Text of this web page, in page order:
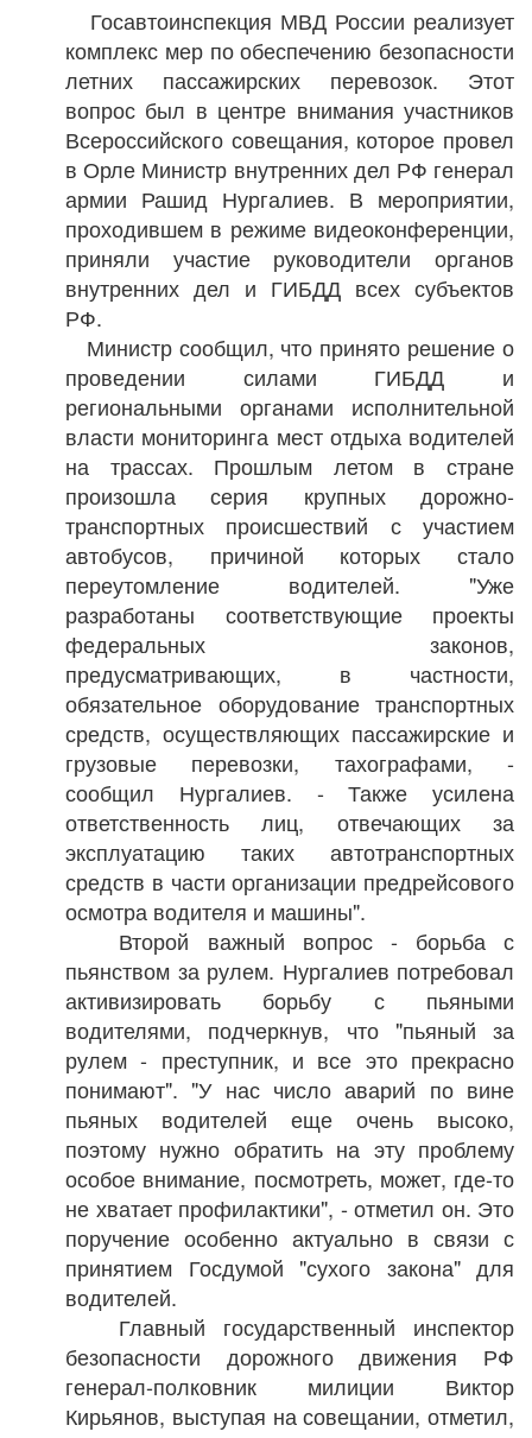
Госавтоинспекция МВД России реализует
комплекс мер по обеспечению безопасности
летних пассажирских перевозок. Этот
вопрос был в центре внимания участников
Всероссийского совещания, которое провел
в Орле Министр внутренних дел РФ генерал
армии Рашид Нургалиев. В мероприятии,
проходившем в режиме видеоконференции,
приняли участие руководители органов
внутренних дел и ГИБДД всех субъектов
РФ.
Министр сообщил, что принято решение о
проведении силами ГИБДД и
региональными органами исполнительной
власти мониторинга мест отдыха водителей
на трассах. Прошлым летом в стране
произошла серия крупных дорожно-
транспортных происшествий с участием
автобусов, причиной которых стало
переутомление водителей. "Уже
разработаны соответствующие проекты
федеральных законов,
предусматривающих, в частности,
обязательное оборудование транспортных
средств, осуществляющих пассажирские и
грузовые перевозки, тахографами, -
сообщил Нургалиев. - Также усилена
ответственность лиц, отвечающих за
эксплуатацию таких автотранспортных
средств в части организации предрейсового
осмотра водителя и машины".
Второй важный вопрос - борьба с
пьянством за рулем. Нургалиев потребовал
активизировать борьбу с пьяными
водителями, подчеркнув, что "пьяный за
рулем - преступник, и все это прекрасно
понимают". "У нас число аварий по вине
пьяных водителей еще очень высоко,
поэтому нужно обратить на эту проблему
особое внимание, посмотреть, может, где-то
не хватает профилактики", - отметил он. Это
поручение особенно актуально в связи с
принятием Госдумой "сухого закона" для
водителей.
Главный государственный инспектор
безопасности дорожного движения РФ
генерал-полковник милиции Виктор
Кирьянов, выступая на совещании, отметил,